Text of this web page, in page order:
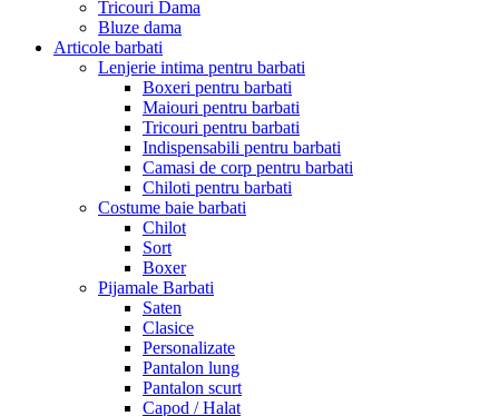
Tricouri Dama
Bluze dama
Articole barbati
Lenjerie intima pentru barbati
Boxeri pentru barbati
Maiouri pentru barbati
Tricouri pentru barbati
Indispensabili pentru barbati
Camasi de corp pentru barbati
Chiloti pentru barbati
Costume baie barbati
Chilot
Sort
Boxer
Pijamale Barbati
Saten
Clasice
Personalizate
Pantalon lung
Pantalon scurt
Capod / Halat